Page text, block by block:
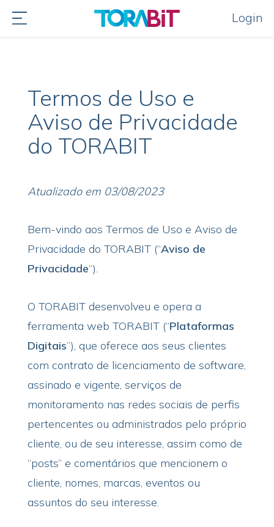
Login
Termos de Uso e
Aviso de Privacidade
do TORABIT
Atualizado em 03/08/2023
Bem-vindo aos Termos de Uso e Aviso de
Privacidade do TORABIT (“Aviso de
Privacidade“).
O TORABIT desenvolveu e opera a
ferramenta web TORABIT (“Plataformas
Digitais”), que oferece aos seus clientes
com contrato de licenciamento de software,
assinado e vigente, serviços de
monitoramento nas redes sociais de perfis
pertencentes ou administrados pelo próprio
cliente, ou de seu interesse, assim como de
“posts” e comentários que mencionem o
cliente, nomes, marcas, eventos ou
assuntos do seu interesse.